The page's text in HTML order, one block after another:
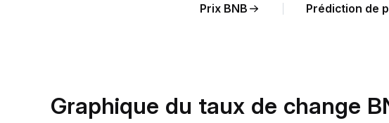
Prix BNB Prédiction de
Graphique du taux de change